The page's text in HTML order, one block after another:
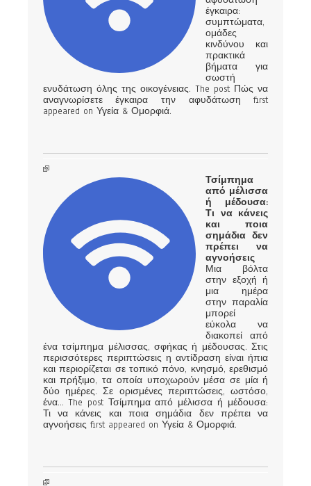
έγκαιρα:
συμπτώματα,
ομάδες
κινδύνου και
πρακτικά
βήματα για
σωστή
ενυδάτωση όλης της οικογένειας. The post Πώς να
αναγνωρίσετε έγκαιρα την αφυδάτωση first
appeared on Υγεία & Ομορφιά.
Τσίμπημα
από μέλισσα
ή μέδουσα:
Τι να κάνεις
και ποια
σημάδια δεν
πρέπει να
αγνοήσεις
Μια βόλτα
στην εξοχή ή
μια ημέρα
στην παραλία
μπορεί
εύκολα να
διακοπεί από
ένα τσίμπημα μέλισσας, σφήκας ή μέδουσας. Στις
περισσότερες περιπτώσεις η αντίδραση είναι ήπια
και περιορίζεται σε τοπικό πόνο, κνησμό, ερεθισμό
και πρήξιμο, τα οποία υποχωρούν μέσα σε μία ή
δύο ημέρες. Σε ορισμένες περιπτώσεις, ωστόσο,
ένα... The post Τσίμπημα από μέλισσα ή μέδουσα:
Τι να κάνεις και ποια σημάδια δεν πρέπει να
αγνοήσεις first appeared on Υγεία & Ομορφιά.